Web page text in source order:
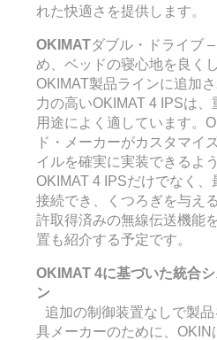
れた快適さを提供します。
OKIMATダブル・ドライブ
め、ベッドの寝心地を良く
OKIMAT製品ラインに追加
力の高いOKIMAT 4 IPSは
用途によく適しています。
ド・メーカーがカスタマイ
イルを確実に実装できるよ
OKIMAT 4 IPSだけでなく、
接続でき、くつろぎを与え
許取得済みの無線伝送機能
置も紹介する予定です。
OKIMAT 4に基づいた統合
ン
追加の制御装置なしで製
具メーカーのために、OKIN